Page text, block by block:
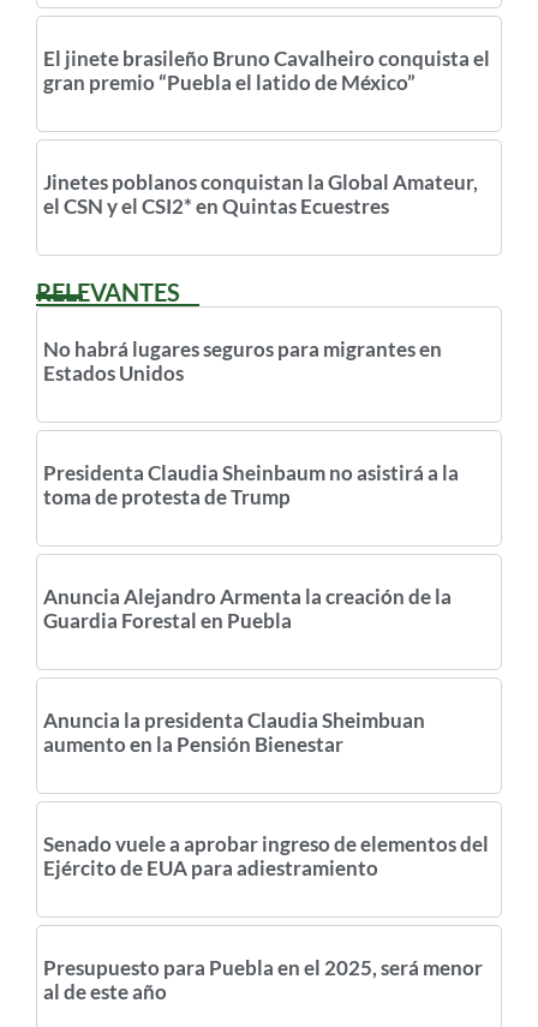
El jinete brasileño Bruno Cavalheiro conquista el
gran premio “Puebla el latido de México”
Jinetes poblanos conquistan la Global Amateur,
el CSN y el CSI2* en Quintas Ecuestres
RELEVANTES
No habrá lugares seguros para migrantes en
Estados Unidos
Presidenta Claudia Sheinbaum no asistirá a la
toma de protesta de Trump
Anuncia Alejandro Armenta la creación de la
Guardia Forestal en Puebla
Anuncia la presidenta Claudia Sheimbuan
aumento en la Pensión Bienestar
Senado vuele a aprobar ingreso de elementos del
Ejército de EUA para adiestramiento
Presupuesto para Puebla en el 2025, será menor
al de este año